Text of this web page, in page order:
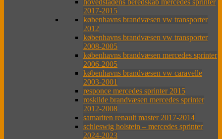
hovedstadens beredskab mercedes sprinter
2017-2015
københavns brandvæsen vw transporter
2012
københavns brandvæsen vw transporter
2008-2005
københavns brandvæsen mercedes sprinter
2006-2005
københavns brandvæsen vw caravelle
2003-2001
responce mercedes sprinter 2015
roskilde brandvæsen mercedes sprinter
2012-2008
samariten renault master 2017-2014
schleswig holstein – mercedes sprinter
2024-2023